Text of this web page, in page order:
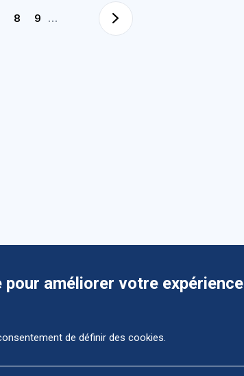
8 9 …
améliorer votre expérience
de définir des cookies.